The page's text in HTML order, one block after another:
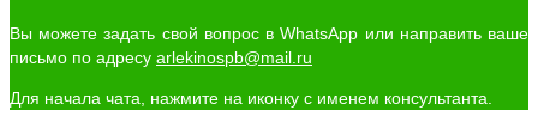
Вы можете задать свой вопрос в WhatsApp или направить ваше
письмо по адресу arlekinospb@mail.ru
Для начала чата, нажмите на иконку с именем консультанта.